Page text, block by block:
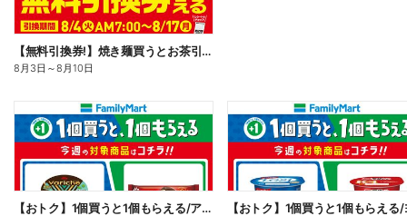
【無料引換券!】焼き麺買うとお茶引換券貰える!
8月3日 ～8月10日
【おトク】1個買うと1個もらえる/アイス